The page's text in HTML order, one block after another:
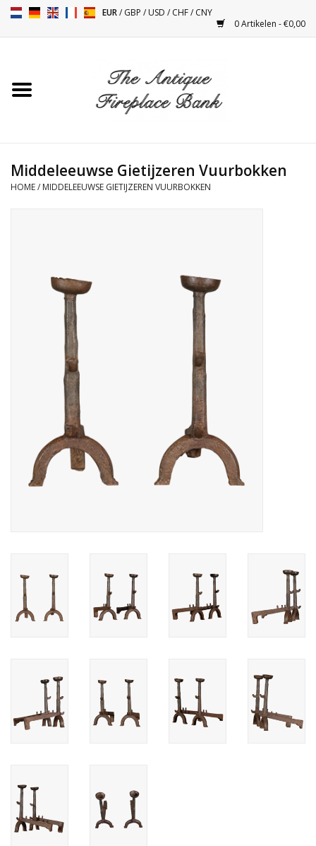
EUR/GBP /USD /CHF/CNY
0 Artikelen - €0,00
Toebehoren
Antiquiteiten en Vintage
Decoratieve Outdoor
Vloeren - Steen, Terra Cotta
Outlet
AI-Ready Database
Login
Middeleeuwse Gietijzeren Vuurbokken
HOME/ MIDDELEEUWSE GIETIJZEREN VUURBOKKEN